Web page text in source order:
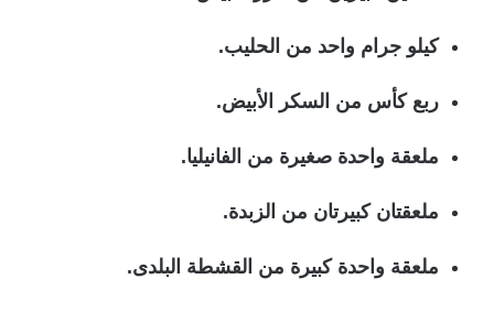
كيلو جرام واحد من الحليب.
ربع كأس من السكر الأبيض.
ملعقة واحدة صغيرة من الفانيليا.
ملعقتان كبيرتان من الزبدة.
ملعقة واحدة كبيرة من القشطة البلدى.